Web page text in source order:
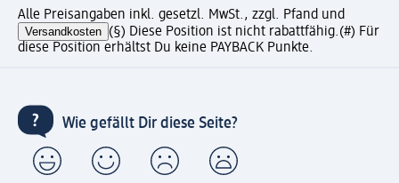
Alle Preisangaben inkl. gesetzl. MwSt., zzgl. Pfand und
Versandkosten (§) Diese Position ist nicht rabattfähig.(#) Für
diese Position erhältst Du keine PAYBACK Punkte.
Wie gefällt Dir diese Seite?